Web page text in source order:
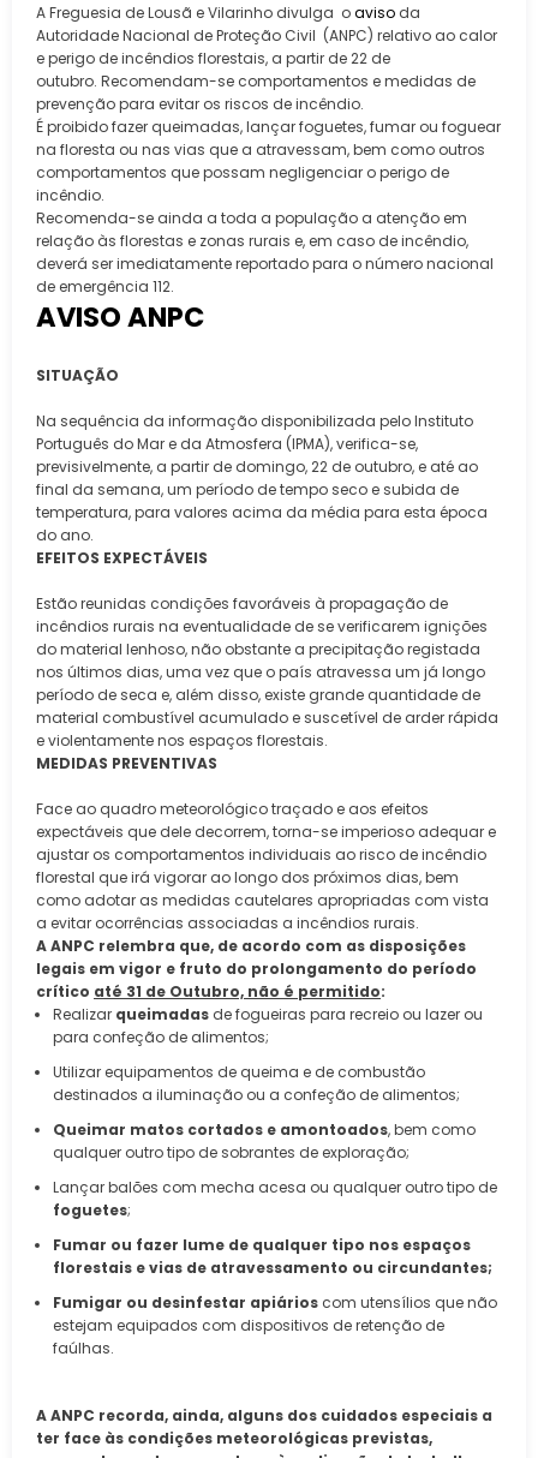
A Freguesia de Lousã e Vilarinho divulga oaviso da
Autoridade Nacional de Proteção Civil (ANPC) relativo ao calor
e perigo de incêndios florestais, a partir de 22 de
outubro. Recomendam-se comportamentos e medidas de
prevenção para evitar os riscos de incêndio.
É proibido fazer queimadas, lançar foguetes, fumar ou foguear
na floresta ou nas vias que a atravessam, bem como outros
comportamentos que possam negligenciar o perigo de
incêndio.
Recomenda-se ainda a toda a população a atenção em
relação às florestas e zonas rurais e, em caso de incêndio,
deverá ser imediatamente reportado para o número nacional
de emergência 112.
AVISO ANPC
SITUAÇÃO
Na sequência da informação disponibilizada pelo Instituto
Português do Mar e da Atmosfera (IPMA), verifica-se,
previsivelmente, a partir de domingo, 22 de outubro, e até ao
final da semana, um período de tempo seco e subida de
temperatura, para valores acima da média para esta época
do ano.
EFEITOS EXPECTÁVEIS
Estão reunidas condições favoráveis à propagação de
incêndios rurais na eventualidade de se verificarem ignições
do material lenhoso, não obstante a precipitação registada
nos últimos dias, uma vez que o país atravessa um já longo
período de seca e, além disso, existe grande quantidade de
material combustível acumulado e suscetível de arder rápida
e violentamente nos espaços florestais.
MEDIDAS PREVENTIVAS
Face ao quadro meteorológico traçado e aos efeitos
expectáveis que dele decorrem, torna-se imperioso adequar e
ajustar os comportamentos individuais ao risco de incêndio
florestal que irá vigorar ao longo dos próximos dias, bem
como adotar as medidas cautelares apropriadas com vista
a evitar ocorrências associadas a incêndios rurais.
A ANPC relembra que, de acordo com as disposições
legais em vigor e fruto do prolongamento do período
crítico até 31 de Outubro, não é permitido:
Realizar queimadasde fogueiras para recreio ou lazer ou
para confeção de alimentos;
Utilizar equipamentos de queima e de combustão
destinados a iluminação ou a confeção de alimentos;
Queimar matos cortados e amontoados, bem como
qualquer outro tipo de sobrantes de exploração;
Lançar balões com mecha acesa ou qualquer outro tipo de
foguetes;
Fumar ou fazer lume de qualquer tipo nos espaços
florestais e vias de atravessamento ou circundantes;
Fumigar ou desinfestar apiárioscom utensílios que não
estejam equipados com dispositivos de retenção de
faúlhas.
A ANPC recorda, ainda, alguns dos cuidados especiais a
ter face às condições meteorológicas previstas,